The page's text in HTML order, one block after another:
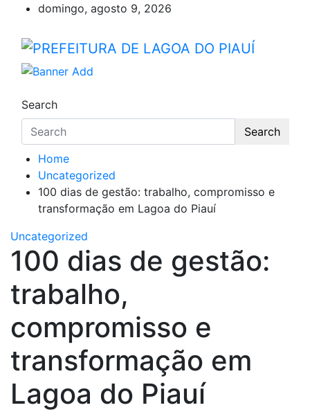
content
domingo, agosto 9, 2026
PREFEITURA DE LAGOA
Lagoa do Piauí, Piauí, Brasil
Search
Search
Home
Uncategorized
100 dias de gestão: trabalho, compromisso e
transformação em Lagoa do Piauí
Uncategorized
100 dias de gestão:
trabalho,
compromisso e
transformação em
Lagoa do Piauí